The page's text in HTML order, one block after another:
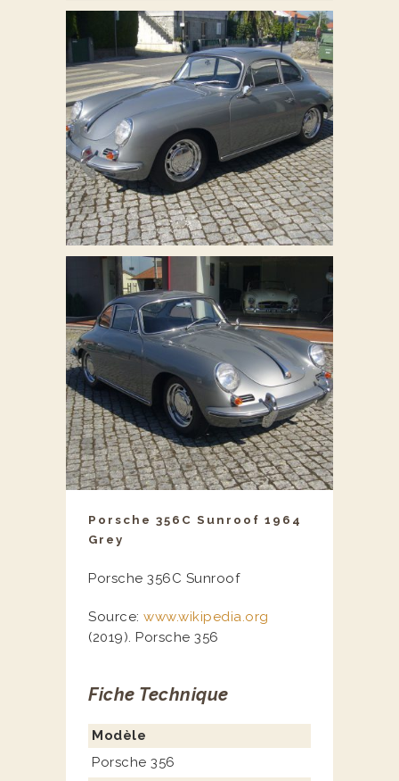
Porsche 356C Sunroof 1964
Grey
Porsche 356C Sunroof
Source: www.wikipedia.org
(2019). Porsche 356
Fiche Technique
Modèle
Porsche 356